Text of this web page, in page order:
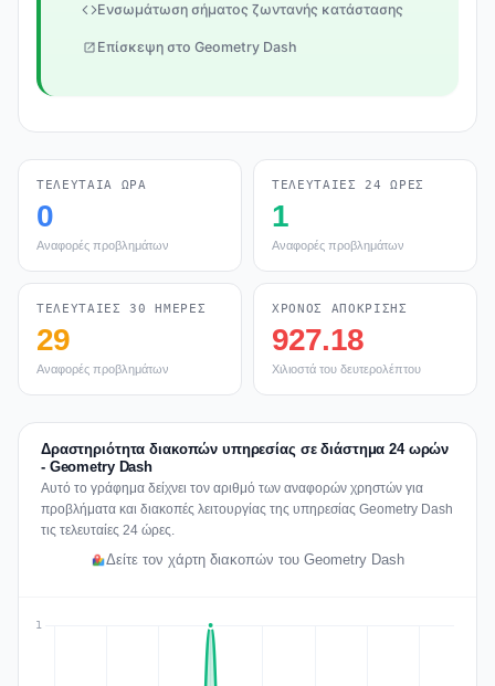
Ενσωμάτωση σήματος ζωντανής κατάστασης
Επίσκεψη στο Geometry Dash
ΤΕΛΕΥΤΑΊΑ ΏΡΑ
0
Αναφορές προβλημάτων
ΤΕΛΕΥΤΑΊΕΣ 24 ΏΡΕΣ
1
Αναφορές προβλημάτων
ΤΕΛΕΥΤΑΊΕΣ 30 ΗΜΈΡΕΣ
29
Αναφορές προβλημάτων
ΧΡΌΝΟΣ ΑΠΌΚΡΙΣΗΣ
927.18
Χιλιοστά του δευτερολέπτου
Δραστηριότητα διακοπών υπηρεσίας σε διάστημα 24 ωρών
- Geometry Dash
Αυτό το γράφημα δείχνει τον αριθμό των αναφορών χρηστών για
προβλήματα και διακοπές λειτουργίας της υπηρεσίας Geometry Dash
τις τελευταίες 24 ώρες.
Δείτε τον χάρτη διακοπών του Geometry Dash